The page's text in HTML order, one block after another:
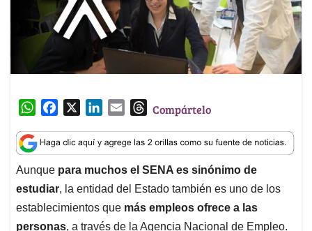
W
a
t
s
A
p
p
c
e
b
o
o
k
n
k
e
d
I
n
a
i
l
T
r
e
a
d
s
Compártelo
Aunque para muchos el SENA es sinónimo de
estudiar, la entidad del Estado también es uno de los
establecimientos que más empleos ofrece a las
personas, a través de la Agencia Nacional de Empleo.